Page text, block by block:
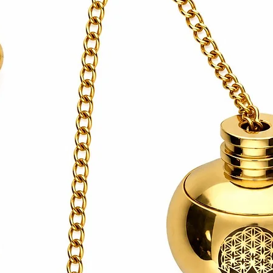
libératrice qui suit une prise de
accompagne les processus de deuil, de
même, et invite à voir la vulnérabilité
une porte vers plus de profondeur.
— elle se raye facilement au contact
Rangez ce bracelet à l'écart des autres
la douche ou le bain.
a besoin de retrouver sa douceur
et de lâcher-prise, ou simplement au
et aérien qu'il est possible de traverser